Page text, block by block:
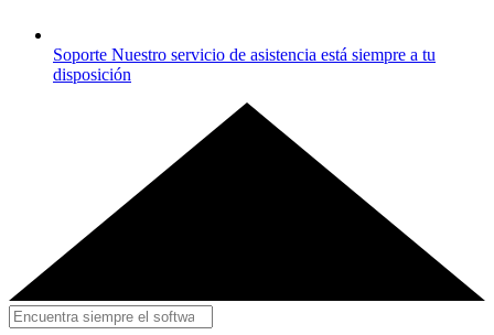
Soporte Nuestro servicio de asistencia está siempre a tu
disposición